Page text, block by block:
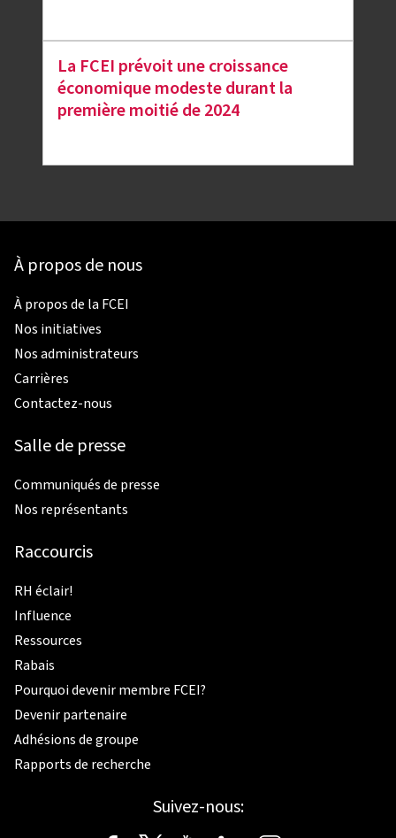
La FCEI prévoit une croissance
économique modeste durant la
première moitié de 2024
À propos de nous
À propos de la FCEI
Nos initiatives
Nos administrateurs
Carrières
Contactez-nous
Salle de presse
Communiqués de presse
Nos représentants
Raccourcis
RH éclair!
Influence
Ressources
Rabais
Pourquoi devenir membre FCEI?
Devenir partenaire
Adhésions de groupe
Rapports de recherche
Suivez-nous: